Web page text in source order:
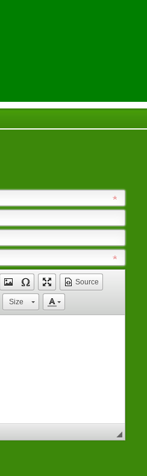
Source
Size